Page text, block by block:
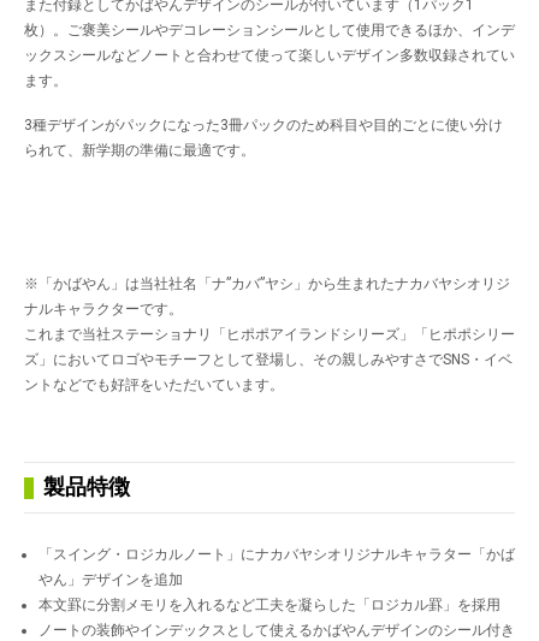
また付録としてかばやんデザインのシールが付いています（1パック1
枚）。ご褒美シールやデコレーションシールとして使用できるほか、インデ
ックスシールなどノートと合わせて使って楽しいデザイン多数収録されてい
ます。
3種デザインがパックになった3冊パックのため科目や目的ごとに使い分け
られて、新学期の準備に最適です。
※「かばやん」は当社社名「ナ”カバ”ヤシ」から生まれたナカバヤシオリジ
ナルキャラクターです。
これまで当社ステーショナリ「ヒポポアイランドシリーズ」「ヒポポシリー
ズ」においてロゴやモチーフとして登場し、その親しみやすさでSNS・イベ
ントなどでも好評をいただいています。
製品特徴
「スイング・ロジカルノート」にナカバヤシオリジナルキャラター「かば
やん」デザインを追加
本文罫に分割メモリを入れるなど工夫を凝らした「ロジカル罫」を採用
ノートの装飾やインデックスとして使えるかばやんデザインのシール付き